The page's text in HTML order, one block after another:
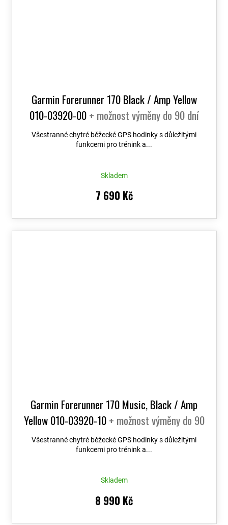
Garmin Forerunner 170 Black / Amp Yellow
010-03920-00+ možnost výměny do 90 dní
Všestranné chytré běžecké GPS hodinky s důležitými
funkcemi pro trénink a...
Skladem
7 690 Kč
Garmin Forerunner 170 Music, Black / Amp
Yellow 010-03920-10+ možnost výměny do 90
dní
Všestranné chytré běžecké GPS hodinky s důležitými
funkcemi pro trénink a...
Skladem
8 990 Kč